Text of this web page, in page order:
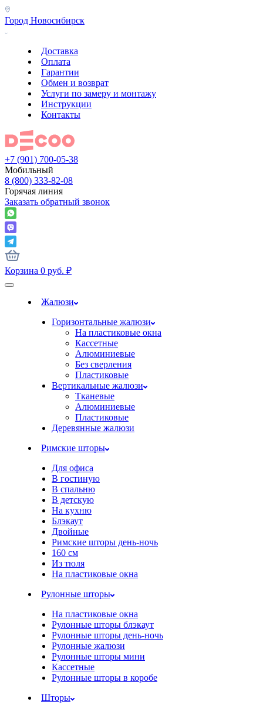
Город Новосибирск
Доставка
Оплата
Гарантии
Обмен и возврат
Услуги по замеру и монтажу
Инструкции
Контакты
+7 (901) 700-05-38
Мобильный
8 (800) 333-82-08
Горячая линия
Заказать обратный звонок
Корзина 0 руб. ₽
Жалюзи
Горизонтальные жалюзи
На пластиковые окна
Кассетные
Алюминиевые
Без сверления
Пластиковые
Вертикальные жалюзи
Тканевые
Алюминиевые
Пластиковые
Деревянные жалюзи
Римские шторы
Для офиса
В гостиную
В спальню
В детскую
На кухню
Блэкаут
Двойные
Римские шторы день-ночь
160 см
Из тюля
На пластиковые окна
Рулонные шторы
На пластиковые окна
Рулонные шторы блэкаут
Рулонные шторы день-ночь
Рулонные жалюзи
Рулонные шторы мини
Кассетные
Рулонные шторы в коробе
Шторы